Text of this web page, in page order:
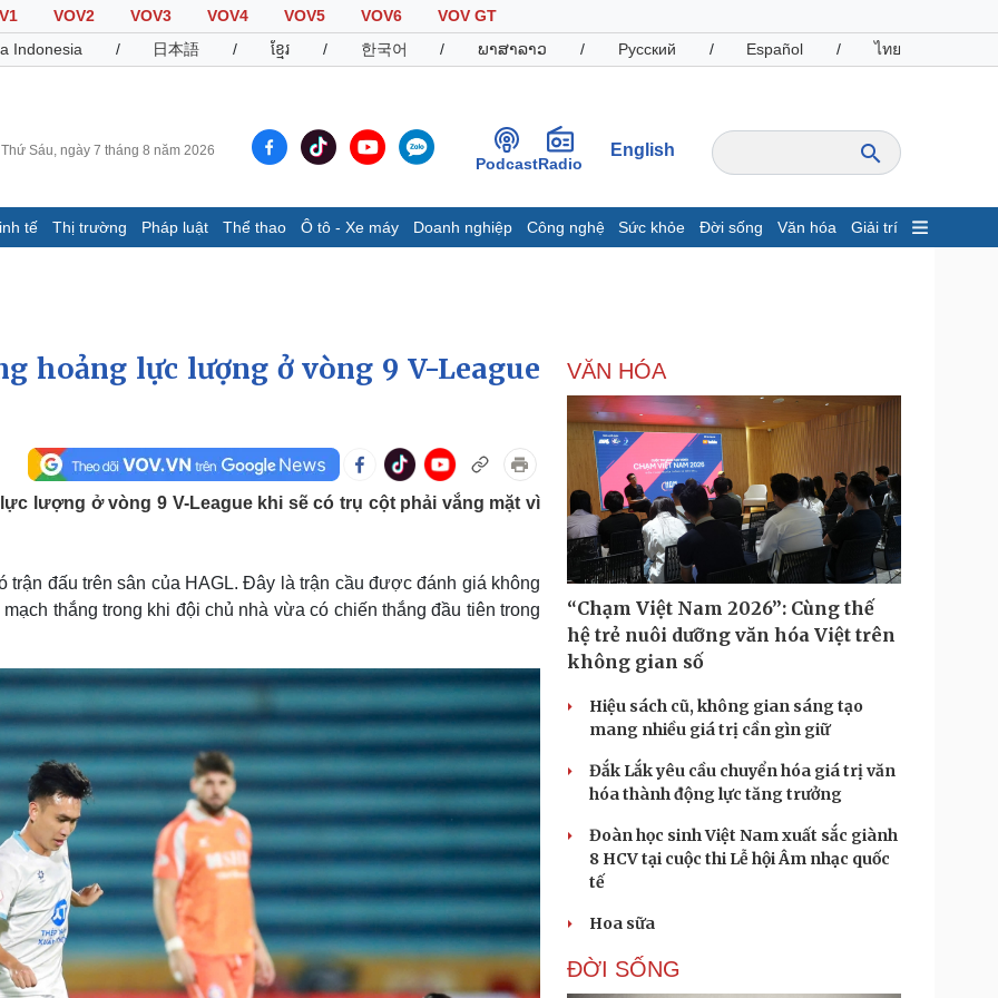
VOV2 VOV3 VOV4 VOV5 VOV6
VOV GT
Indonesia / 日本語 / ខ្មែរ / 한국어 / ພາສາລາວ / Русский / Español / ไทย
Thứ Sáu, ngày 7 tháng 8 năm 2026
PodcastRadio
English
tế Thị trường Pháp luật Thể thao Ô tô - Xe máy Doanh nghiệp Công nghệ Sức khỏe Đời sống Văn hóa Giải trí
Hồ sơ
E-Magazine
Infographic
Giá cà phê
Thể thao
Lịch thi đấu bóng đá
Hậu trường
Ô tô - Xe máy
Xe máy
Doanh nghiệp
Thông tin doanh nghiệp
Doanh nghiệp 24h
Doanh nhân
Vì cộng đồng
Công nghệ
Sành điệu
Tin Công nghệ
Trải nghiệm
Chuyển đổi số
Văn hóa
Văn học
Âm nhạc
Di sản
Giải trí
Thời trang
Sao Việt
Du lịch
Săn Tour
Podcast
Câu chuyện thời sự
Cửa sổ tình yêu
Kể chuyện cho bé
Hạt giống tâm hồn
hoảng lực lượng ở vòng 9 V-League
lượng ở vòng 9 V-League khi sẽ có trụ cột phải vắng mặt vì
đấu trên sân của HAGL. Đây là trận cầu được đánh giá không
thắng trong khi đội chủ nhà vừa có chiến thắng đầu tiên trong
VĂN HÓA
“Chạm Việt Nam 2026”: Cùng thế
hệ trẻ nuôi dưỡng văn hóa Việt trên
không gian số
Hiệu sách cũ, không gian sáng tạo
mang nhiều giá trị cần gìn giữ
Đắk Lắk yêu cầu chuyển hóa giá trị văn
hóa thành động lực tăng trưởng
Đoàn học sinh Việt Nam xuất sắc giành
8 HCV tại cuộc thi Lễ hội Âm nhạc quốc
tế
Hoa sữa
ĐỜI SỐNG